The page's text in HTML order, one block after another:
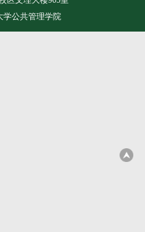
学公共管理学院